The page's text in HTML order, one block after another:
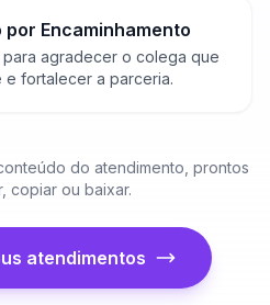
Encaminhamento
agradecer o colega que
fortalecer a parceria.
do atendimento, prontos
copiar ou baixar.
atendimentos